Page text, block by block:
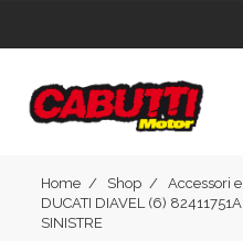
Home Shop Accessori
DUCATI DIAVEL (6)
SINISTRE